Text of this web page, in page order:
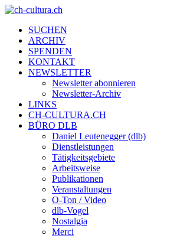
SUCHEN
ARCHIV
SPENDEN
KONTAKT
NEWSLETTER
Newsletter abonnieren
Newsletter-Archiv
LINKS
CH-CULTURA.CH
BÜRO DLB
Daniel Leutenegger (dlb)
Dienstleistungen
Tätigkeitsgebiete
Arbeitsweise
Publikationen
Veranstaltungen
O-Ton / Video
dlb-Vogel
Nostalgia
Merci